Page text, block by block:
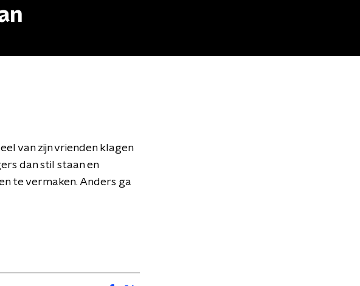
van zijn vrienden klagen
dan stil staan en
te vermaken. Anders ga